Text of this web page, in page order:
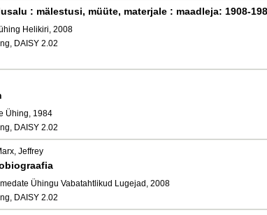
: mälestusi, müüte, materjale : maadleja: 1908-
Helikiri, 2008
DAISY 2.02
Ühing, 1984
DAISY 2.02
Jeffrey
Ühingu Vabatahtlikud Lugejad, 2008
DAISY 2.02